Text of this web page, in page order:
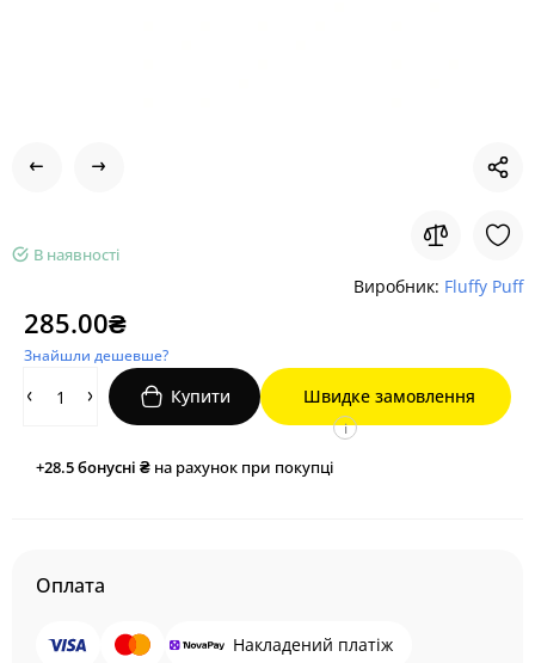
В наявності
Виробник: Fluffy Puff
285.00₴
Знайшли дешевше?
Купити Швидке замовлення
+28.5бонусні ₴ на рахунок при покупці
i
Оплата
Накладений платіж